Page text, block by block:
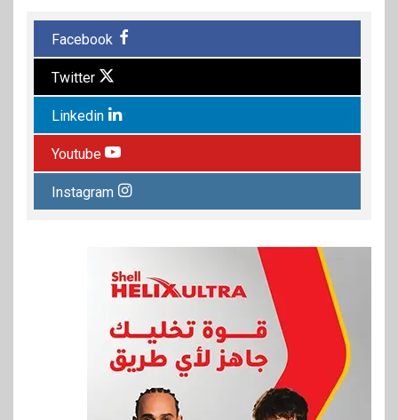
Facebook
Twitter
Linkedin
Youtube
Instagram